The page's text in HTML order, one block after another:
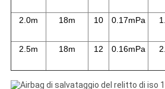
2.0m
18m 10 0.17mPa
2.5m
18m 12 0.16mPa